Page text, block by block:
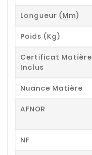
Longueur (mm)
Poids (kg)
Certificat Matière
Inclus
Nuance Matière
AFNOR
NF